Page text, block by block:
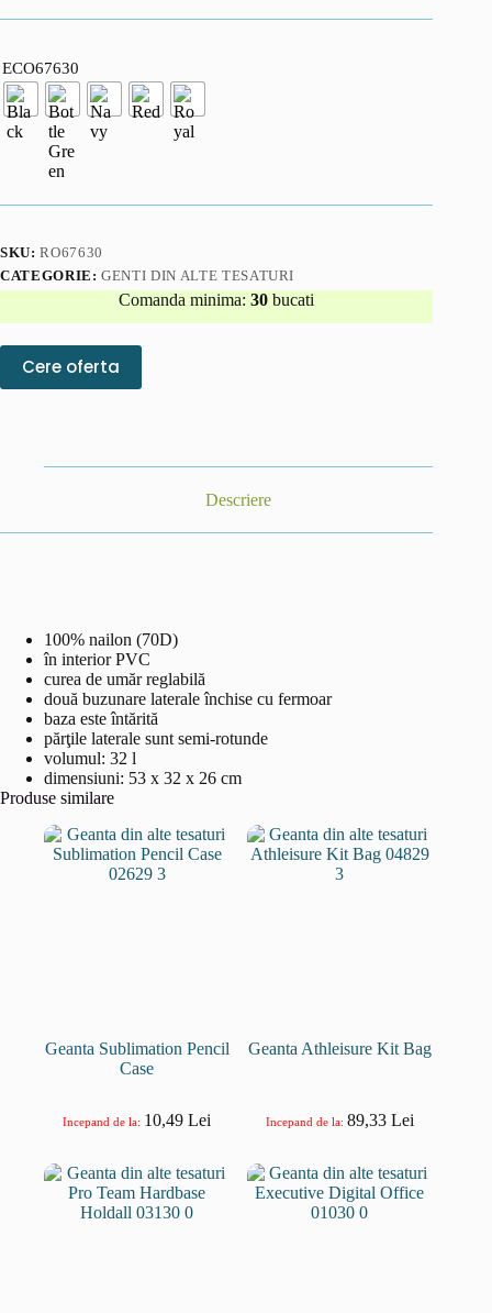
ECO67630
SKU:RO67630
CATEGORIE:GENTI DIN ALTE TESATURI
Comanda minima:30 bucati
Cere oferta
Descriere
100% nailon (70D)
în interior PVC
curea de umăr reglabilă
două buzunare laterale închise cu fermoar
baza este întărită
părţile laterale sunt semi-rotunde
volumul: 32 l
dimensiuni: 53 x 32 x 26 cm
Produse similare
Geanta Sublimation Pencil
Case
Incepand de la: 10,49Lei
Geanta Athleisure Kit Bag
Incepand de la: 89,33 Lei